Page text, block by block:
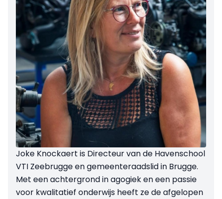
Joke Knockaert is Directeur van de Havenschool
VTI Zeebrugge en gemeenteraadslid in Brugge.
Met een achtergrond in agogiek en een passie
voor kwalitatief onderwijs heeft ze de afgelopen